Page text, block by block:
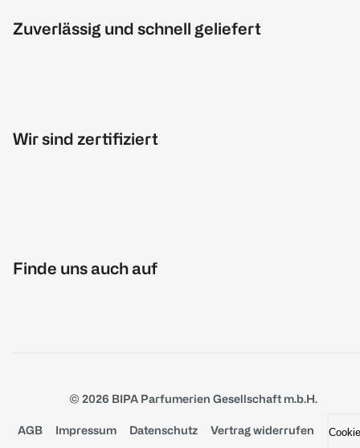
Zuverlässig und schnell geliefert
Wir sind zertifiziert
Finde uns auch auf
© 2026 BIPA Parfumerien Gesellschaft m.b.H.
AGB Impressum Datenschutz Vertrag widerrufen